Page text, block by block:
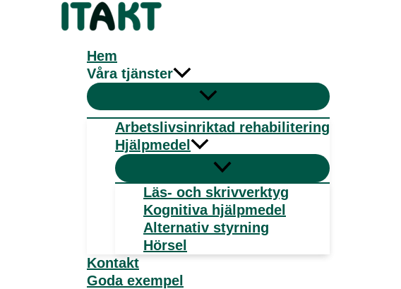
Hem
Våra tjänster
Arbetslivsinriktad rehabilitering
Hjälpmedel
Läs- och skrivverktyg
Kognitiva hjälpmedel
Alternativ styrning
Hörsel
Kontakt
Goda exempel